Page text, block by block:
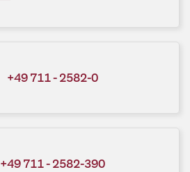
+49 711 - 2582-0
+49 711 - 2582-390